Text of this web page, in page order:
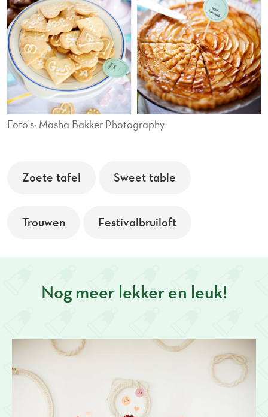
Foto's: Masha Bakker Photography
Zoete tafel Sweet table
Trouwen Festivalbruiloft
Nog meer lekker en leuk!